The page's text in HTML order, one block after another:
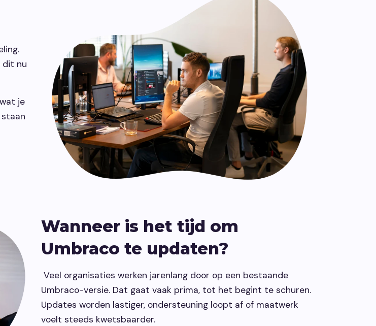
die past bij jouw
Leadinfo
Direct bedrijven herkennen op je
website. Perfect voor Sales!.
dit nu
je
Wanneer is het tijd om
Umbraco te updaten?
Veel organisaties werken jarenlang door op een bestaande
Umbraco-versie. Dat gaat vaak prima, tot het begint te schuren.
Updates worden lastiger, ondersteuning loopt af of maatwerk
voelt steeds kwetsbaarder.